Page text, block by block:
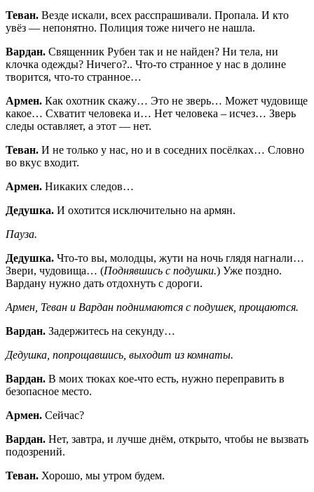
Теван. Везде искали, всех расспрашивали. Пропала. И кто
увёз — непонятно. Полиция тоже ничего не нашла.
Вардан. Священник Рубен так и не найден? Ни тела, ни
клочка одежды? Ничего?.. Что-то странное у нас в долине
творится, что-то странное…
Армен. Как охотник скажу… Это не зверь… Может чудовище
какое… Схватит человека и… Нет человека – исчез… Зверь
следы оставляет, а этот — нет.
Теван. И не только у нас, но и в соседних посёлках… Словно
во вкус входит.
Армен. Никаких следов…
Дедушка. И охотится исключительно на армян.
Пауза.
Дедушка. Что-то вы, молодцы, жути на ночь глядя нагнали…
Звери, чудовища… (Поднявшись с подушки.) Уже поздно.
Вардану нужно дать отдохнуть с дороги.
Армен, Теван и Вардан поднимаются с подушек, прощаются.
Вардан. Задержитесь на секунду…
Дедушка, попрощавшись, выходит из комнаты.
Вардан. В моих тюках кое-что есть, нужно переправить в
безопасное место.
Армен. Сейчас?
Вардан. Нет, завтра, и лучше днём, открыто, чтобы не вызвать
подозрений.
Теван. Хорошо, мы утром будем.